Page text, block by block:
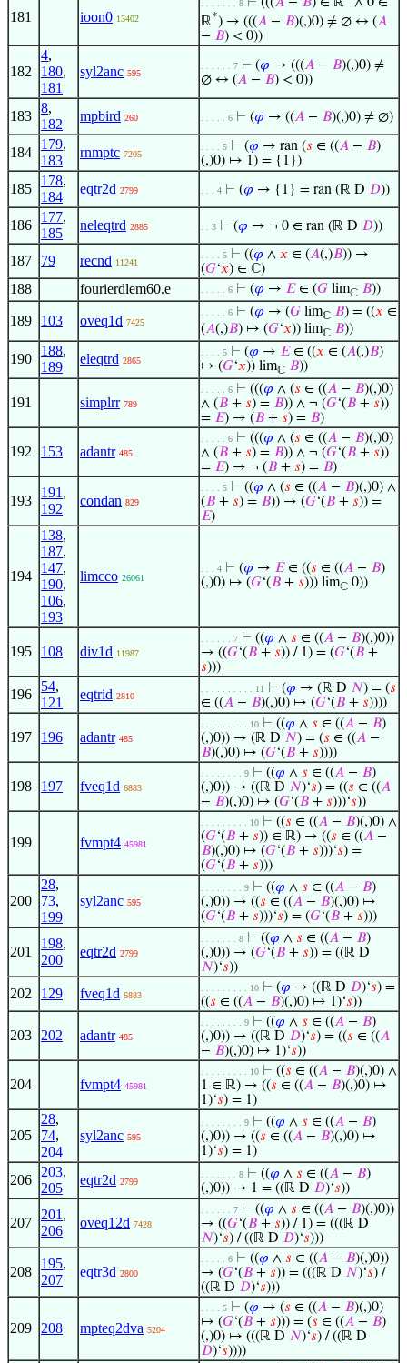
181 ioon0 13402
. . . . . . . 8 ⊢ (((𝐴 − 𝐵) ∈ ℝ
∧ 0 ∈
ℝ*) → (((𝐴 − 𝐵)(,)0) ≠ ∅ ↔ (𝐴
− 𝐵) < 0))
182
4,
180,
181
syl2anc 595
. . . . . . 7 ⊢ (𝜑 → (((𝐴 − 𝐵)(,)0) ≠
∅ ↔ (𝐴 − 𝐵) < 0))
183
8,
182
mpbird 260 . . . . . 6 ⊢ (𝜑 → ((𝐴 − 𝐵)(,)0) ≠ ∅)
184
179,
183
rnmptc 7205
. . . . 5 ⊢ (𝜑 → ran (𝑠 ∈ ((𝐴 − 𝐵)
(,)0) ↦ 1) = {1})
185
178,
184
eqtr2d 2799 . . . 4 ⊢ (𝜑 → {1} = ran (ℝ D 𝐷))
186
177,
185
neleqtrd 2885 . . 3 ⊢ (𝜑 → ¬ 0 ∈ ran (ℝ D 𝐷))
187 79 recnd 11241
. . . . 5 ⊢ ((𝜑 ∧ 𝑥 ∈ (𝐴(,)𝐵)) →
(𝐺‘𝑥) ∈ ℂ)
188 fourierdlem60.e . . . . . 6 ⊢ (𝜑 → 𝐸∈ (𝐺 limℂ 𝐵))
189 103 oveq1d 7425
. . . . . 6 ⊢ (𝜑 → (𝐺 limℂ 𝐵) = ((𝑥 ∈
(𝐴(,)𝐵) ↦ (𝐺‘𝑥)) limℂ 𝐵))
190
188,
189
eleqtrd 2865
. . . . 5 ⊢ (𝜑 → 𝐸∈ ((𝑥 ∈ (𝐴(,)𝐵)
↦ (𝐺‘𝑥)) limℂ 𝐵))
191 simplrr 789
. . . . . 6 ⊢ (((𝜑 ∧ (𝑠 ∈ ((𝐴 − 𝐵)(,)0)
∧ (𝐵 + 𝑠) = 𝐵)) ∧ ¬ (𝐺‘(𝐵 + 𝑠))
= 𝐸) → (𝐵 + 𝑠) = 𝐵)
192 153 adantr 485
. . . . . 6 ⊢ (((𝜑 ∧ (𝑠 ∈ ((𝐴 − 𝐵)(,)0)
∧ (𝐵 + 𝑠) = 𝐵)) ∧ ¬ (𝐺‘(𝐵 + 𝑠))
= 𝐸) → ¬ (𝐵 + 𝑠) = 𝐵)
193
191 ,
192
condan 829
. . . . 5 ⊢ ((𝜑 ∧ (𝑠 ∈ ((𝐴 − 𝐵)(,)0) ∧
(𝐵 + 𝑠) = 𝐵)) → (𝐺‘(𝐵 + 𝑠)) =
𝐸)
194
138,
187,
147,
190,
106,
193
limcco 26061
. . . 4 ⊢ (𝜑 → 𝐸∈ ((𝑠 ∈ ((𝐴 − 𝐵)
(,)0) ↦ (𝐺‘(𝐵 + 𝑠))) limℂ 0))
195 108 div1d 11987
. . . . . . 7 ⊢ ((𝜑 ∧ 𝑠 ∈ ((𝐴 − 𝐵)(,)0))
→ ((𝐺‘(𝐵 + 𝑠)) / 1) = (𝐺‘(𝐵 +
𝑠)))
196
54,
121
eqtrid 2810
. . . . . . . . . . 11 ⊢ (𝜑 → (ℝ D 𝑁) = (𝑠
∈ ((𝐴 − 𝐵)(,)0) ↦ (𝐺‘(𝐵 + 𝑠))))
197 196 adantr 485
. . . . . . . . . 10 ⊢ ((𝜑 ∧ 𝑠 ∈ ((𝐴 − 𝐵)
(,)0)) → (ℝ D 𝑁) = (𝑠 ∈ ((𝐴 −
𝐵)(,)0) ↦ (𝐺‘(𝐵 + 𝑠))))
198 197 fveq1d 6883
. . . . . . . . 9 ⊢ ((𝜑 ∧ 𝑠 ∈ ((𝐴 − 𝐵)
(,)0)) → ((ℝ D 𝑁)‘𝑠) = ((𝑠 ∈ ((𝐴
− 𝐵)(,)0) ↦ (𝐺‘(𝐵 + 𝑠)))‘𝑠))
199 fvmpt4 45981
. . . . . . . . . 10 ⊢ ((𝑠 ∈ ((𝐴 − 𝐵)(,)0) ∧
(𝐺‘(𝐵 + 𝑠)) ∈ ℝ) → ((𝑠 ∈ ((𝐴 −
𝐵)(,)0) ↦ (𝐺‘(𝐵 + 𝑠)))‘𝑠) =
(𝐺‘(𝐵 + 𝑠)))
200
28,
73,
199
syl2anc 595
. . . . . . . . 9 ⊢ ((𝜑 ∧ 𝑠 ∈ ((𝐴 − 𝐵)
(,)0)) → ((𝑠 ∈ ((𝐴 − 𝐵)(,)0) ↦
(𝐺‘(𝐵 + 𝑠)))‘𝑠) = (𝐺‘(𝐵 + 𝑠)))
201
198,
200
eqtr2d 2799
. . . . . . . 8 ⊢ ((𝜑 ∧ 𝑠 ∈ ((𝐴 − 𝐵)
(,)0)) → (𝐺‘(𝐵 + 𝑠)) = ((ℝ D
𝑁)‘𝑠))
202 129 fveq1d 6883
. . . . . . . . . 10 ⊢ (𝜑 → ((ℝ D 𝐷)‘𝑠) =
((𝑠 ∈ ((𝐴 − 𝐵)(,)0) ↦ 1)‘𝑠))
203 202 adantr 485
. . . . . . . . 9 ⊢ ((𝜑 ∧ 𝑠 ∈ ((𝐴 − 𝐵)
(,)0)) → ((ℝ D 𝐷)‘𝑠) = ((𝑠 ∈ ((𝐴
− 𝐵)(,)0) ↦ 1)‘𝑠))
204 fvmpt4 45981
. . . . . . . . . 10 ⊢ ((𝑠 ∈ ((𝐴 − 𝐵)(,)0) ∧
1 ∈ ℝ) → ((𝑠 ∈ ((𝐴 − 𝐵)(,)0) ↦
1)‘𝑠) = 1)
205
28,
74,
204
syl2anc 595
. . . . . . . . 9 ⊢ ((𝜑 ∧ 𝑠 ∈ ((𝐴 − 𝐵)
(,)0)) → ((𝑠 ∈ ((𝐴 − 𝐵)(,)0) ↦
1)‘𝑠) = 1)
206
203,
205
eqtr2d 2799
. . . . . . . 8 ⊢ ((𝜑 ∧ 𝑠 ∈ ((𝐴 − 𝐵)
(,)0)) → 1 = ((ℝ D 𝐷)‘𝑠))
207
201 ,
206
oveq12d 7428
. . . . . . 7 ⊢ ((𝜑 ∧ 𝑠 ∈ ((𝐴 − 𝐵)(,)0))
→ ((𝐺‘(𝐵 + 𝑠)) / 1) = (((ℝ D
𝑁)‘𝑠) / ((ℝ D 𝐷)‘𝑠)))
208
195,
207
eqtr3d 2800
. . . . . 6 ⊢ ((𝜑 ∧ 𝑠 ∈ ((𝐴 − 𝐵)(,)0))
→ (𝐺‘(𝐵 + 𝑠)) = (((ℝ D 𝑁)‘𝑠) /
((ℝ D 𝐷)‘𝑠)))
209 208 mpteq2dva 5204
. . . . 5 ⊢ (𝜑 → (𝑠 ∈ ((𝐴 − 𝐵)(,)0)
↦ (𝐺‘(𝐵 + 𝑠))) = (𝑠 ∈ ((𝐴 − 𝐵)
(,)0) ↦ (((ℝ D 𝑁)‘𝑠) / ((ℝ D
𝐷)‘𝑠))))